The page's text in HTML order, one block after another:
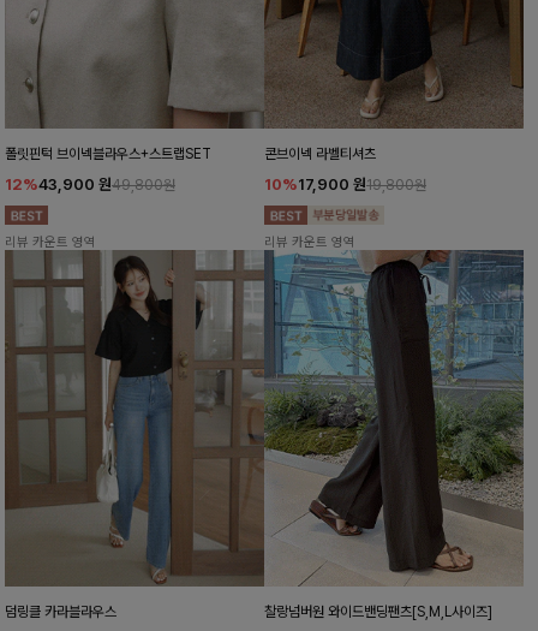
폴릿핀턱 브이넥블라우스+스트랩SET
12%43,900 원49,800원
리뷰 카운트 영역
콘브이넥 라벨티셔츠
10%17,900 원19,800원
리뷰 카운트 영역
덤링클 카라블라우스 찰랑넘버원 와이드밴딩팬츠[S,M,L사이즈]